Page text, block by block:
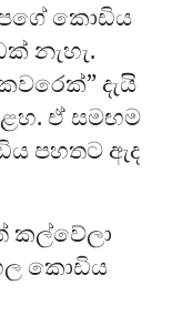
කොඩිය
නැහැ.
දැයි
ඒ සමඟම
පහතට ඇද
කල්වේලා
කොඩිය